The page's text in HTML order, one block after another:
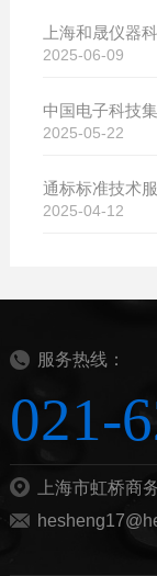
上海和晟仪器
2025-06-09
2025-05-22
2025-04-12
服务热线：
021-
上海市虹桥商